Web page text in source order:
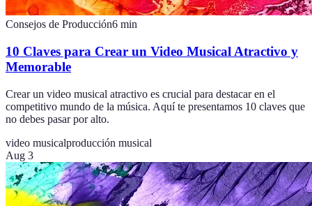
Consejos de Producción6 min
10 Claves para Crear un Video Musical Atractivo y
Memorable
Crear un video musical atractivo es crucial para destacar en el
competitivo mundo de la música. Aquí te presentamos 10 claves que
no debes pasar por alto.
video musicalproducción musical
Aug 3